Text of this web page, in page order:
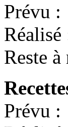
Reste